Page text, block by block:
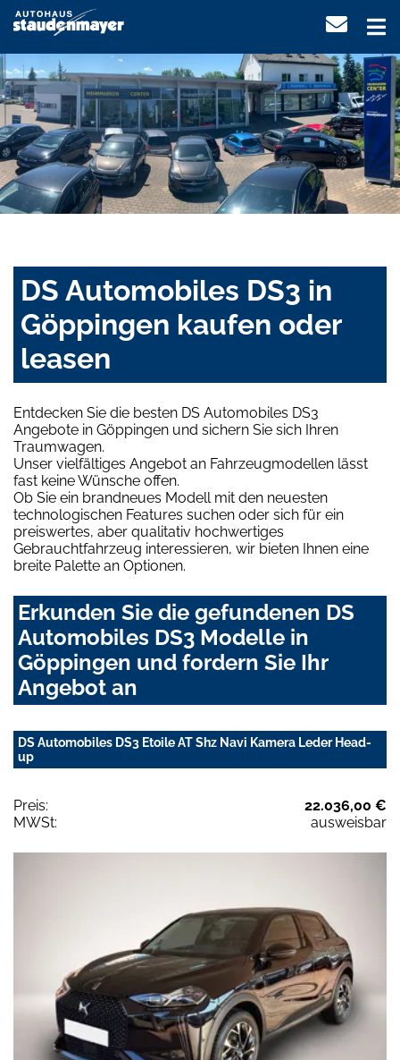
DS Automobiles DS3 in
Göppingen kaufen oder
leasen
Entdecken Sie die besten DS Automobiles DS3
Angebote in Göppingen und sichern Sie sich Ihren
Traumwagen.
Unser vielfältiges Angebot an Fahrzeugmodellen lässt
fast keine Wünsche offen.
Ob Sie ein brandneues Modell mit den neuesten
technologischen Features suchen oder sich für ein
preiswertes, aber qualitativ hochwertiges
Gebrauchtfahrzeug interessieren, wir bieten Ihnen eine
breite Palette an Optionen.
Erkunden Sie die gefundenen DS
Automobiles DS3 Modelle in
Göppingen und fordern Sie Ihr
Angebot an
DS Automobiles DS3 Etoile AT Shz Navi Kamera Leder Head-
up
Preis:
22.036,00 €
MWSt:
ausweisbar